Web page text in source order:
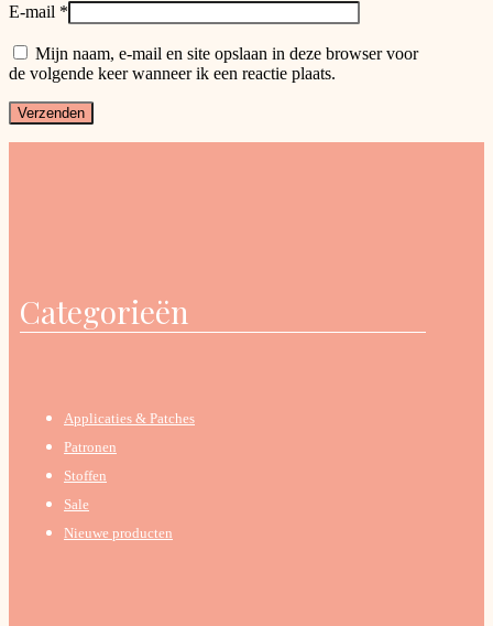
E-mail *
Mijn naam, e-mail en site opslaan in deze browser voor
de volgende keer wanneer ik een reactie plaats.
Categorieën
Applicaties & Patches
Patronen
Stoffen
Sale
Nieuwe producten